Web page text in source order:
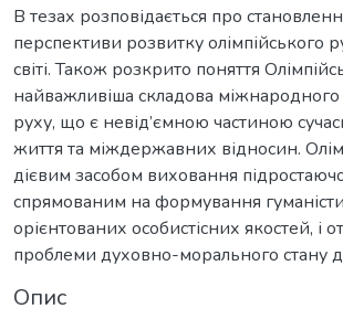
В тезах розповідається про
перспективи розвитку олімпійського
світі. Також розкрито поняття
найважливіша складова
руху, що є невід’ємною частиною
життя та міждержавних відносин.
дієвим засобом виховання
спрямованим на формування
орієнтованих особистісних якостей, і
проблеми духовно-морального стану
Опис